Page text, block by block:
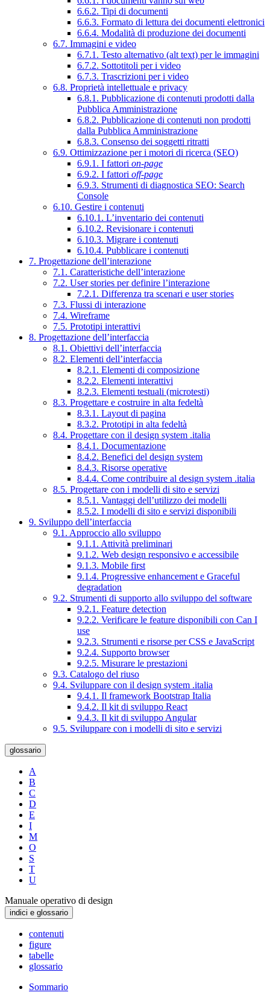
6.6.2. Tipi di documenti
6.6.3. Formato di lettura dei documenti elettronici
6.6.4. Modalità di produzione dei documenti
6.7. Immagini e video
6.7.1. Testo alternativo (alt text) per le immagini
6.7.2. Sottotitoli per i video
6.7.3. Trascrizioni per i video
6.8. Proprietà intellettuale e privacy
6.8.1. Pubblicazione di contenuti prodotti dalla
Pubblica Amministrazione
6.8.2. Pubblicazione di contenuti non prodotti
dalla Pubblica Amministrazione
6.8.3. Consenso dei soggetti ritratti
6.9. Ottimizzazione per i motori di ricerca (SEO)
6.9.1. I fattori on-page
6.9.2. I fattori off-page
6.9.3. Strumenti di diagnostica SEO: Search
Console
6.10. Gestire i contenuti
6.10.1. L’inventario dei contenuti
6.10.2. Revisionare i contenuti
6.10.3. Migrare i contenuti
6.10.4. Pubblicare i contenuti
7. Progettazione dell’interazione
7.1. Caratteristiche dell’interazione
7.2. User stories per definire l’interazione
7.2.1. Differenza tra scenari e user stories
7.3. Flussi di interazione
7.4. Wireframe
7.5. Prototipi interattivi
8. Progettazione dell’interfaccia
8.1. Obiettivi dell’interfaccia
8.2. Elementi dell’interfaccia
8.2.1. Elementi di composizione
8.2.2. Elementi interattivi
8.2.3. Elementi testuali (microtesti)
8.3. Progettare e costruire in alta fedeltà
8.3.1. Layout di pagina
8.3.2. Prototipi in alta fedeltà
8.4. Progettare con il design system .italia
8.4.1. Documentazione
8.4.2. Benefici del design system
8.4.3. Risorse operative
8.4.4. Come contribuire al design system .italia
8.5. Progettare con i modelli di sito e servizi
8.5.1. Vantaggi dell’utilizzo dei modelli
8.5.2. I modelli di sito e servizi disponibili
9. Sviluppo dell’interfaccia
9.1. Approccio allo sviluppo
9.1.1. Attività preliminari
9.1.2. Web design responsivo e accessibile
9.1.3. Mobile first
9.1.4. Progressive enhancement e Graceful
degradation
9.2. Strumenti di supporto allo sviluppo del software
9.2.1. Feature detection
9.2.2. Verificare le feature disponibili con Can I
use
9.2.3. Strumenti e risorse per CSS e JavaScript
9.2.4. Supporto browser
9.2.5. Misurare le prestazioni
9.3. Catalogo del riuso
9.4. Sviluppare con il design system .italia
9.4.1. Il framework Bootstrap Italia
9.4.2. Il kit di sviluppo React
9.4.3. Il kit di sviluppo Angular
9.5. Sviluppare con i modelli di sito e servizi
glossario
A
B
C
D
E
I
M
O
S
T
U
Manuale operativo di design
indici e glossario
contenuti
figure
tabelle
glossario
Sommario